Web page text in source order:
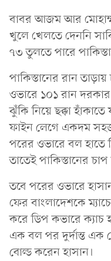
বাবর আজম আর
খুলে খেলতে দেননি
৭৩ তুলতে পারে
পাকিস্তানের রান
ওভারে ১০১ রান
ঝুঁকি নিয়ে ছক্কা
ফাইন লেগে একদম
পরের ওভারে বল হাতে
তাতেই পাকিস্তানের
তবে পরের ওভারে
ফের বাংলাদেশকে
করে ডিপ কভারে ক্যাচ
এক বল পর দুর্দান্ত এক
বোল্ড করেন হাসান।